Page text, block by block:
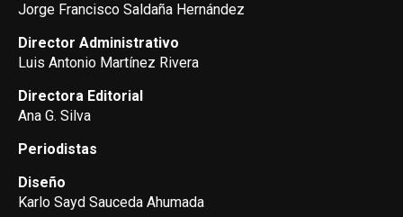
Jorge Francisco Saldaña Hernández
Director Administrativo
Luis Antonio Martínez Rivera
Directora Editorial
Ana G. Silva
Periodistas
Diseño
Karlo Sayd Sauceda Ahumada